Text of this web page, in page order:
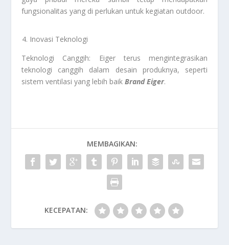
fungsionalitas yang di perlukan untuk kegiatan outdoor.
Inovasi Teknologi
Teknologi Canggih: Eiger terus mengintegrasikan
teknologi canggih dalam desain produknya, seperti
sistem ventilasi yang lebih baik Brand Eiger.
MEMBAGIKAN:
KECEPATAN: